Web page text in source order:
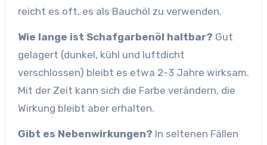
reicht es oft, es als Bauchöl zu verwenden.
Wie lange ist Schafgarbenöl haltbar? Gut
gelagert (dunkel, kühl und luftdicht
verschlossen) bleibt es etwa 2-3 Jahre wirksam.
Mit der Zeit kann sich die Farbe verändern, die
Wirkung bleibt aber erhalten.
Gibt es Nebenwirkungen? In seltenen Fällen